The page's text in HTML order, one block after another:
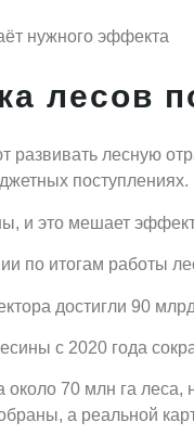
лесов
лесную
поступлениях.
и это мешает
по итогам работы
достигли 90
с 2020 года
70 млн га
а реальной